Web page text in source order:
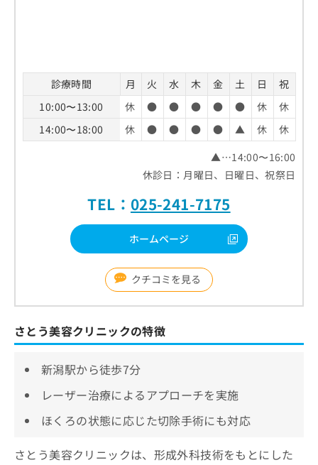
診療時間 月 火 水 木 金 土 日
祝
10:00〜13:00
休 ● ● ● ● ● 休
休
14:00〜18:00
休 ● ● ● ● ▲ 休
休
▲…14:00〜16:00
休診日：月曜日、日曜日、祝祭日
TEL： 025-241-7175
ホームページ
クチコミを見る
さとう美容クリニックの特徴
新潟駅から徒歩7分
レーザー治療によるアプローチを実施
ほくろの状態に応じた切除手術にも対応
さとう美容クリニックは、形成外科技術をもとにした